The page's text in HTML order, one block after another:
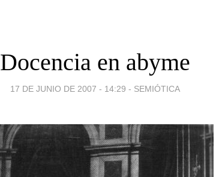
Docencia en abyme
17 DE JUNIO DE 2007 - 14:29 - SEMIÓTICA